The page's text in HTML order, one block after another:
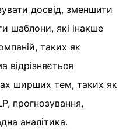
досвід, зменшити
шаблони, які інакше
таких як
відрізняється
ширших тем, таких як
прогнозування,
аналітика.